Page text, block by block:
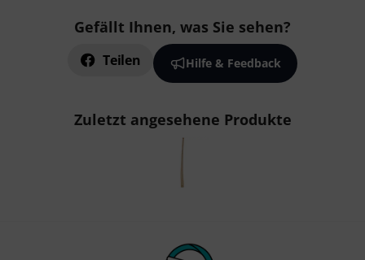
Gefällt Ihnen, was Sie sehen?
Teilen Hilfe & Feedback
Zuletzt angesehene Produkte